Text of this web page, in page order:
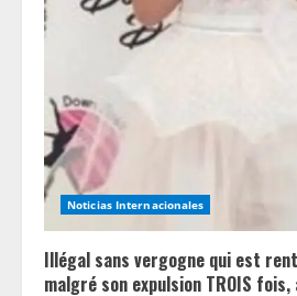
e
d
i
n
g
Noticias Internacionales
Illégal sans vergogne qui est
malgré son expulsion TROIS